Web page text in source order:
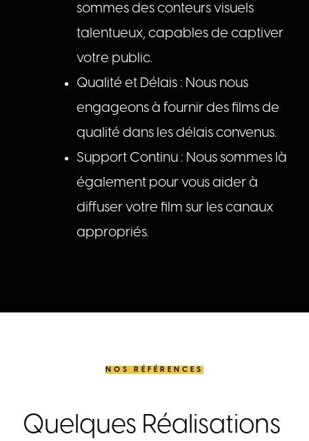
sommes des conteursvisuels
talentueux, capables de captiver
votre public.
Qualité et Délais : Nous nous
engageons à fournir des filmsde
qualité dans les délais convenus.
Support Continu : Nous sommes là
également pourvousaider à
diffuser votre film sur les canaux
appropriés.
NOS RÉFÉRENCES
Quelques Réalisations